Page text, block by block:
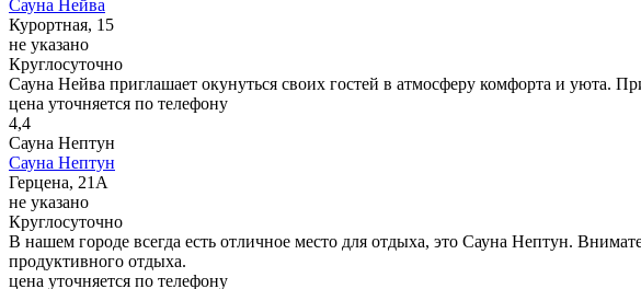
Сауна Нейва
Курортная, 15
не указано
Круглосуточно
Сауна Нейва приглашает окунуться своих гостей в атмосферу комфорта и уюта.
цена уточняется по телефону
4,4
Сауна Нептун
Сауна Нептун
Герцена, 21А
не указано
Круглосуточно
В нашем городе всегда есть отличное место для отдыха, это Сауна Нептун.
продуктивного отдыха.
цена уточняется по телефону